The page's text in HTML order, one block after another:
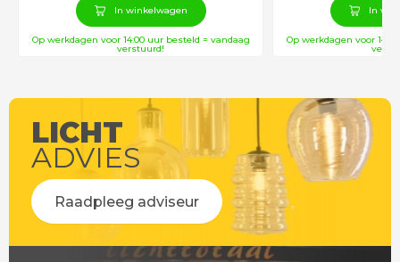
In winkelwagen
Op werkdagen voor 14:00 uur besteld = vandaag
verstuurd!
In
Op werkdagen voor
LICHT
ADVIES
Raadpleeg adviseur